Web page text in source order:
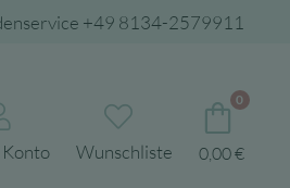
+49 8134-2579911
Wunschliste
0
0,00€